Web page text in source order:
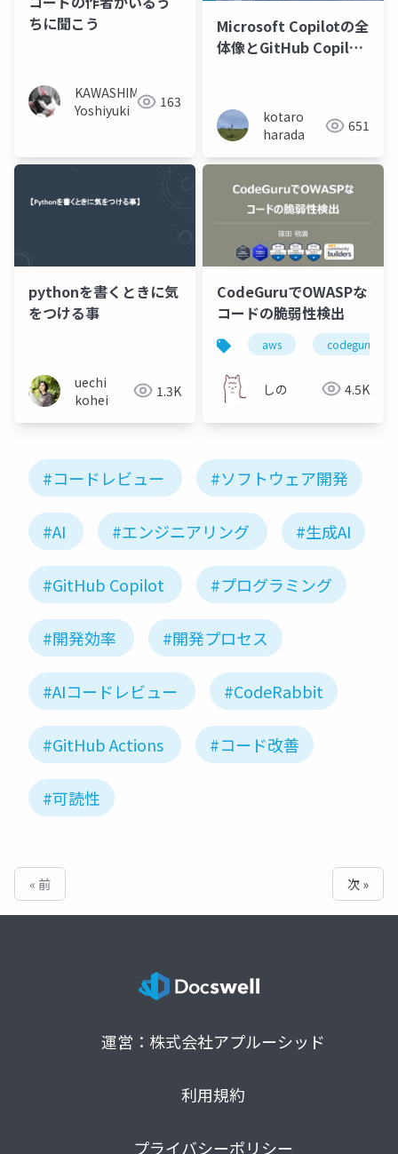
ちに聞こう
KAWASHIMA
Yoshiyuki
163
Microsoft Copilotの全
体像とGitHub Copilot
kotaro
harada
651
pythonを書くときに気
をつける事
uechi
kohei
1.3K
CodeGuruでOWASPな
コードの脆弱性検出
aws codeguru
しの 4.5K
#コードレビュー #ソフトウェア開発
#AI #エンジニアリング #生成AI
#GitHub Copilot #プログラミング
#開発効率 #開発プロセス
#AIコードレビュー #CodeRabbit
#GitHub Actions #コード改善
#可読性
« 前 次 »
運営：株式会社アプルーシッド
利用規約
プライバシーポリシー